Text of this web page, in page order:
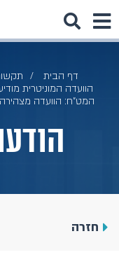
דף הבית
הוועדה המוניטרית
חזרה